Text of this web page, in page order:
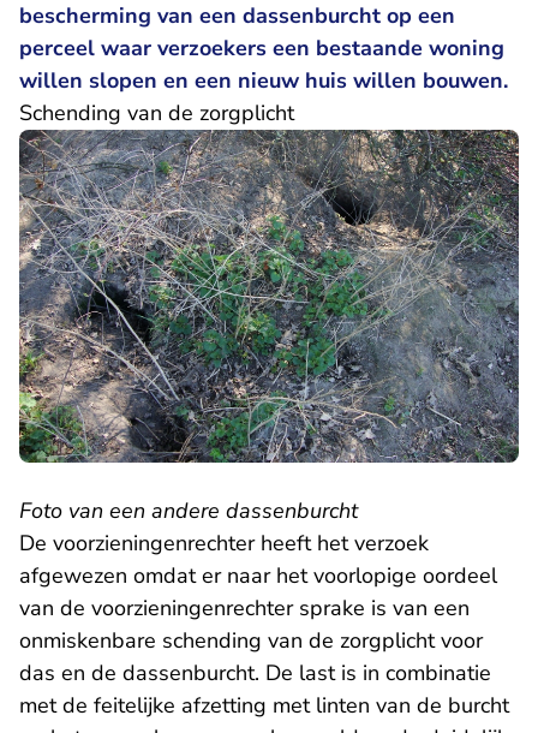
bescherming van een dassenburcht op een
perceel waar verzoekers een bestaande woning
willen slopen en een nieuw huis willen bouwen.
Schending van de zorgplicht
Foto van een andere dassenburcht
De voorzieningenrechter heeft het verzoek
afgewezen omdat er naar het voorlopige oordeel
van de voorzieningenrechter sprake is van een
onmiskenbare schending van de zorgplicht voor
das en de dassenburcht. De last is in combinatie
met de feitelijke afzetting met linten van de burcht